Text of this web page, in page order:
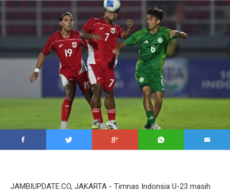
JAMBIUPDATE.CO, JAKARTA - Timnas Indonsia U-23 masih